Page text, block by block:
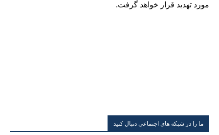
مورد تهديد قرار خواهد گرفت.
ما را در شبکه های اجتماعی دنبال کنید